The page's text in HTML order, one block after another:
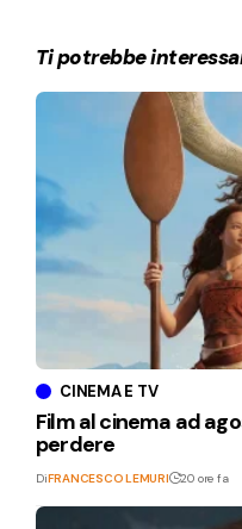
Ti potrebbe
CINEMA E TV
Film al cinema ad
perdere
DiFRANCESCO LEMURI 20 ore fa